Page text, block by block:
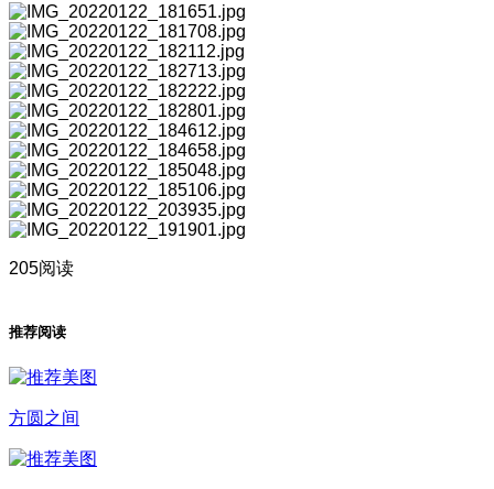
205阅读
推荐阅读
方圆之间